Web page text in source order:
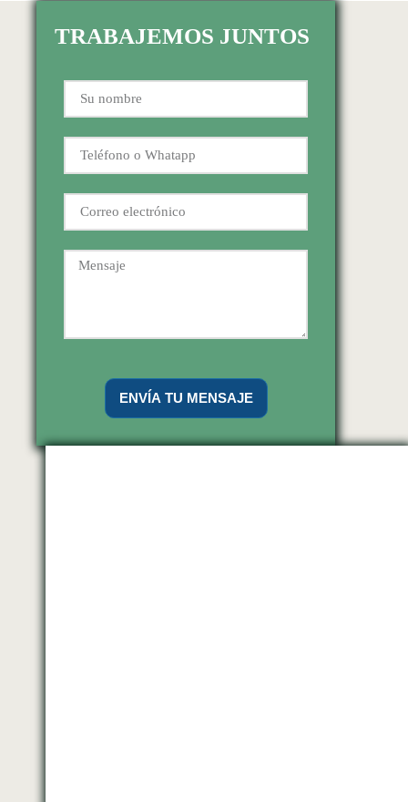
TRABAJEMOS JUNTOS
ENVÍA TU MENSAJE